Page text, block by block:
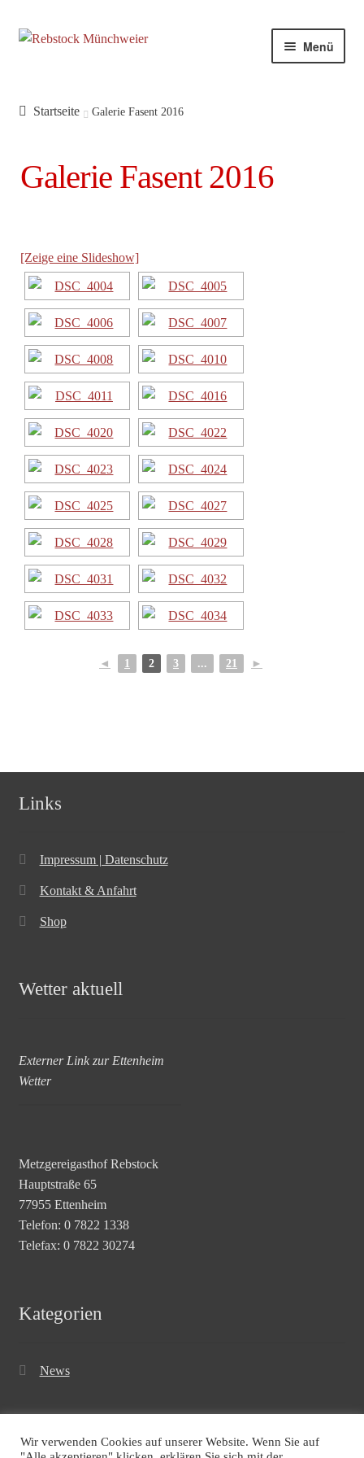
Zur
Zum
Menü
Startseite Galerie Fasent 2016
Galerie Fasent 2016
[Zeige eine Slideshow]
◄ 1 2 3 ... 21 ►
Links
Impressum | Datenschutz
Kontakt & Anfahrt
Shop
Wetter aktuell
Externer Link zur Ettenheim
Wetter
Metzgereigasthof Rebstock
Hauptstraße 65
77955 Ettenheim
Telefon: 0 7822 1338
Telefax: 0 7822 30274
Kategorien
News
Wir verwenden Cookies auf unserer Website. Wenn Sie auf